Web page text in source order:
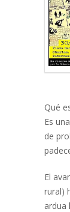
Qué
Es
de
El
rural)
ardua